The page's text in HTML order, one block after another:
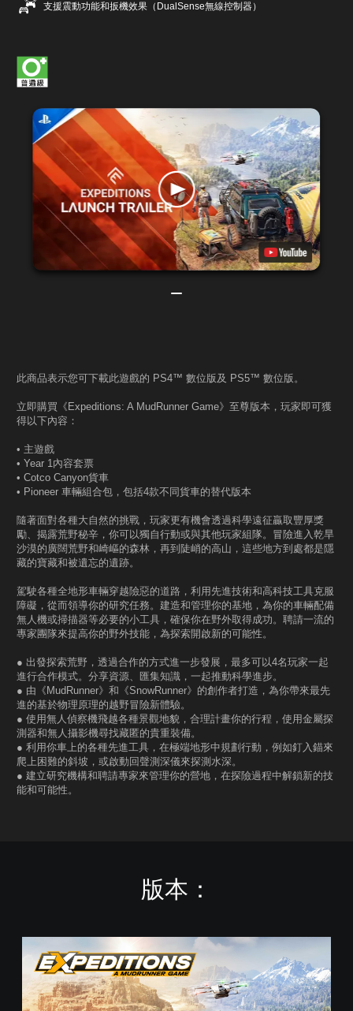
支援震動功能和扳機效果（DualSense無線控制器）
此商品表示您可下載此遊戲的 PS4™ 數位版及 PS5™ 數位版。
立即購買《Expeditions: A MudRunner Game》至尊版本，玩家即可獲
得以下內容：
• 主遊戲
• Year 1內容套票
• Cotco Canyon貨車
• Pioneer 車輛組合包，包括4款不同貨車的替代版本
隨著面對各種大自然的挑戰，玩家更有機會透過科學遠征贏取豐厚獎
勵、揭露荒野秘辛，你可以獨自行動或與其他玩家組隊。冒險進入乾旱
沙漠的廣闊荒野和崎嶇的森林，再到陡峭的高山，這些地方到處都是隱
藏的寶藏和被遺忘的遺跡。
駕駛各種全地形車輛穿越險惡的道路，利用先進技術和高科技工具克服
障礙，從而領導你的研究任務。建造和管理你的基地，為你的車輛配備
無人機或掃描器等必要的小工具，確保你在野外取得成功。聘請一流的
專家團隊來提高你的野外技能，為探索開啟新的可能性。
● 出發探索荒野，透過合作的方式進一步發展，最多可以4名玩家一起
進行合作模式。分享資源、匯集知識，一起推動科學進步。
● 由《MudRunner》和《SnowRunner》的創作者打造，為你帶來最先
進的基於物理原理的越野冒險新體驗。
● 使用無人偵察機飛越各種景觀地貌，合理計畫你的行程，使用金屬探
測器和無人攝影機尋找藏匿的貴重裝備。
● 利用你車上的各種先進工具，在極端地形中規劃行動，例如釘入錨來
爬上困難的斜坡，或啟動回聲測深儀來探測水深。
● 建立研究機構和聘請專家來管理你的營地，在探險過程中解鎖新的技
能和可能性。
版本：
d